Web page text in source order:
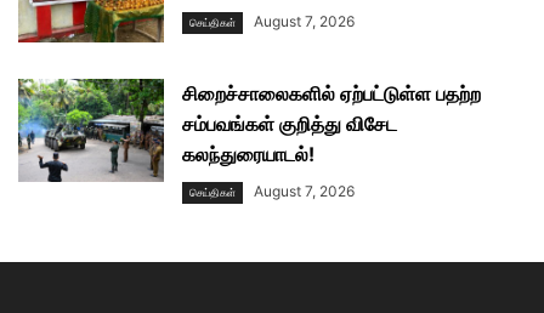
செய்திகள் August 7, 2026
சிறைச்சாலைகளில் ஏற்பட்டுள்ள பதற்ற
சம்பவங்கள் குறித்து விசேட
கலந்துரையாடல்!
செய்திகள் August 7, 2026